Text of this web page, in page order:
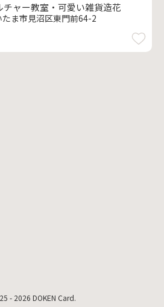
チャー教室・可愛い雑貨造花
たま市見沼区東門前64-2
- 2026 DOKEN Card.